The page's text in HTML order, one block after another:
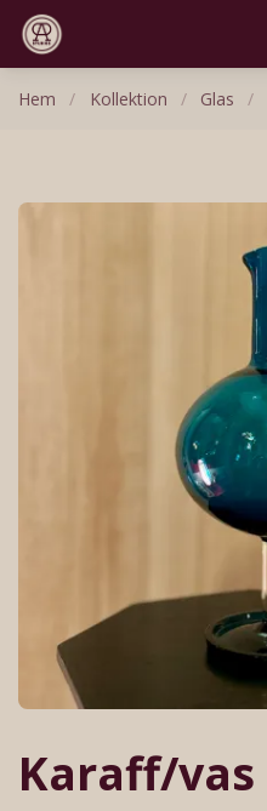
Hem / Kollektion / Glas /
Karaff/